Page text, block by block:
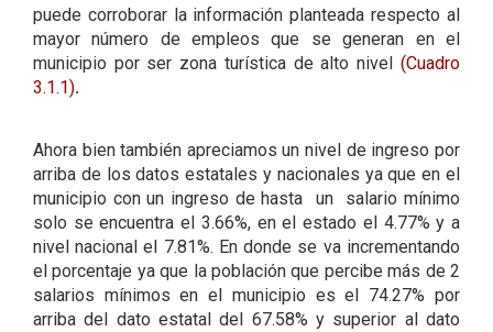
puede corroborar la información planteada respecto al
mayor número de empleos que se generan en el
municipio por ser zona turística de alto nivel (Cuadro
3.1.1).
Ahora bien también apreciamos un nivel de ingreso por
arriba de los datos estatales y nacionales ya que en el
municipio con un ingreso de hasta un salario mínimo
solo se encuentra el 3.66%, en el estado el 4.77% y a
nivel nacional el 7.81%. En donde se va incrementando
el porcentaje ya que la población que percibe más de 2
salarios mínimos en el municipio es el 74.27% por
arriba del dato estatal del 67.58% y superior al dato